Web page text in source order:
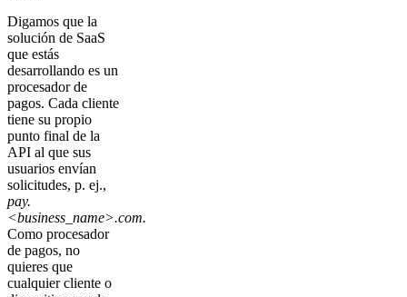
Digamos que la
solución de SaaS
que estás
desarrollando es un
procesador de
pagos. Cada cliente
tiene su propio
punto final de la
API al que sus
usuarios envían
solicitudes, p. ej.,
pay.
<business_name>.com.
Como procesador
de pagos, no
quieres que
cualquier cliente o